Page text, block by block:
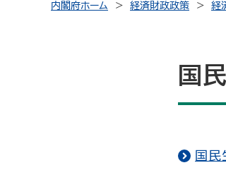
内閣府ホーム 経済財政政策 経
国
国民